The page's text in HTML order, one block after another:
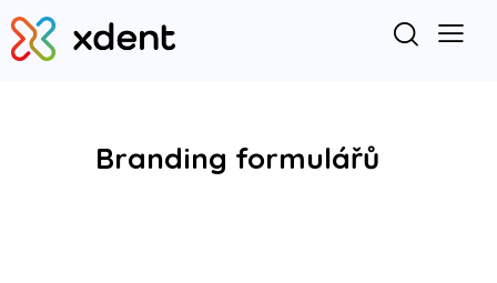
Branding formulářů